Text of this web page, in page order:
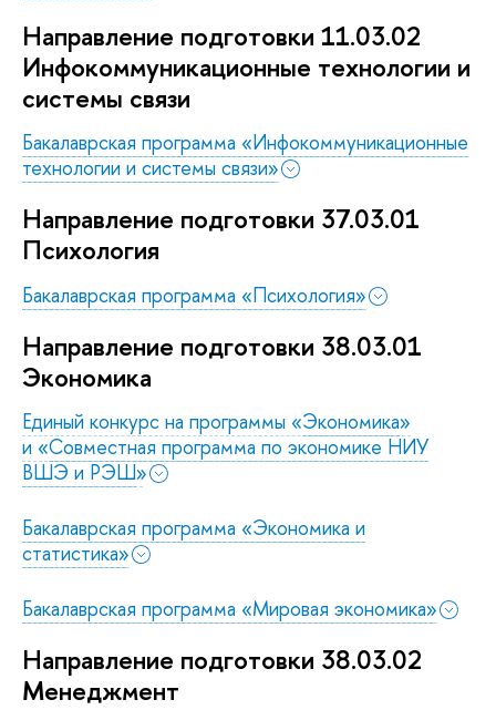
Направление подготовки 11.03.02
Инфокоммуникационные технологии и
системы связи
Бакалаврская программа «Инфокоммуникационные
технологии и системы связи»
Направление подготовки 37.03.01
Психология
Бакалаврская программа «Психология»
Направление подготовки 38.03.01
Экономика
Единый конкурс на программы «Экономика»
и «Совместная программа по экономике НИУ
ВШЭ и РЭШ»
Бакалаврская программа «Экономика и
статистика»
Бакалаврская программа «Мировая экономика»
Направление подготовки 38.03.02
Менеджмент